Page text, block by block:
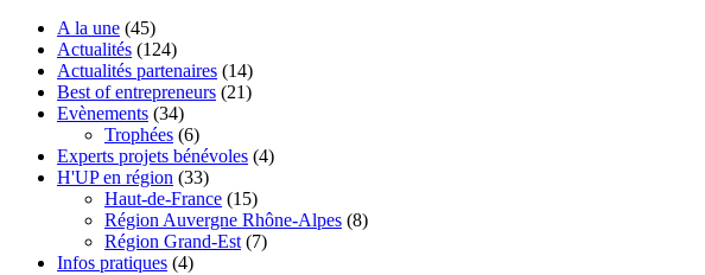
A la une (45)
Actualités (124)
Actualités partenaires (14)
Best of entrepreneurs (21)
Evènements (34)
Trophées (6)
Experts projets bénévoles (4)
H'UP en région (33)
Haut-de-France (15)
Région Auvergne Rhône-Alpes (8)
Région Grand-Est (7)
Infos pratiques (4)